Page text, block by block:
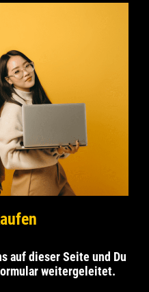
auf dieser Seite und Du
weitergeleitet.